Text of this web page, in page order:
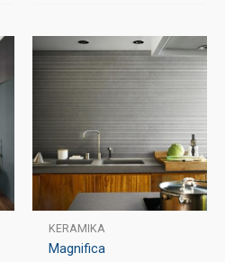
KERAMIKA
Magnifica